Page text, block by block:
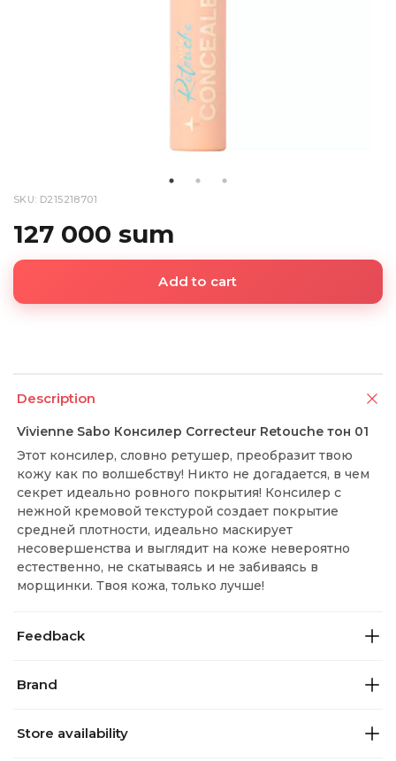
SKU: D215218701
127 000 sum
Add to cart
Description
Vivienne Sabo Консилер Correcteur Retouche тон 01
Этот консилер, словно ретушер, преобразит твою
кожу как по волшебству! Никто не догадается, в чем
секрет идеально ровного покрытия! Консилер с
нежной кремовой текстурой создает покрытие
средней плотности, идеально маскирует
несовершенства и выглядит на коже невероятно
естественно, не скатываясь и не забиваясь в
морщинки. Твоя кожа, только лучше!
Feedback
Brand
Store availability